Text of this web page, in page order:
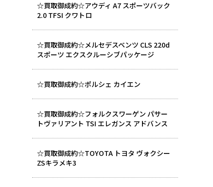
☆買取御成約☆アウディ A7 スポーツバック
2.0 TFSI クワトロ
☆買取御成約☆メルセデスベンツ CLS 220d
スポーツ エクスクルーシブパッケージ
☆買取御成約☆ポルシェ カイエン
☆買取御成約☆フォルクスワーゲン パサー
トヴァリアント TSI エレガンス アドバンス
☆買取御成約☆TOYOTA トヨタ ヴォクシー
ZSキラメキ3